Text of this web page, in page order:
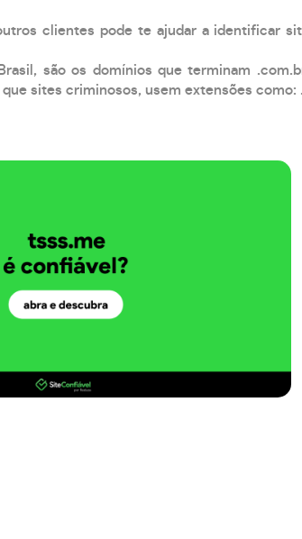
clientes pode te ajudar a identificar
são os domínios que terminam
sites criminosos, usem extensões como: